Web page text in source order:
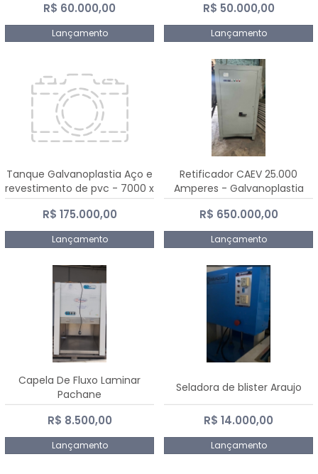
R$ 60.000,00
Lançamento
R$ 50.000,00
Lançamento
Tanque Galvanoplastia Aço e
revestimento de pvc - 7000 x
2200 mm
R$ 175.000,00
Lançamento
Retificador CAEV 25.000
Amperes - Galvanoplastia
R$ 650.000,00
Lançamento
Capela De Fluxo Laminar
Pachane
R$ 8.500,00
Lançamento
Seladora de blister Araujo
R$ 14.000,00
Lançamento